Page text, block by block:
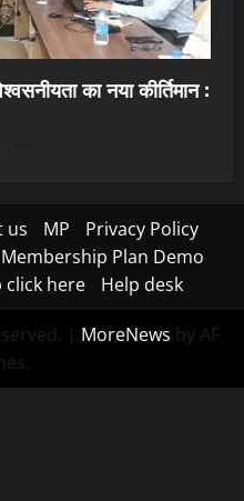
का नया कीर्तिमान :
us MP
Privacy Policy
Membership Plan Demo
click here Help desk
| MoreNews by AF